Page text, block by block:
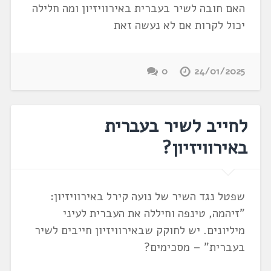
האם חובה לשיר בעברית באירוויזיון ומה חלילה
יכול לקרות אם לא נעשה זאת
24/01/2025
0
לחייב לשיר בעברית
באירוויזיון?
שפטל נגד השיר של נועה קירל באירוויזיון:
"זיהמה, טינפה וחיללה את העברית לעיני
מיליונים. יש לחוקק שבאירוויזיון חייבים לשיר
בעברית" – מסכימים?